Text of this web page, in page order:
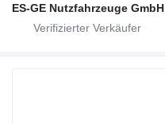
ES-GE Nutzfahrzeuge GmbH